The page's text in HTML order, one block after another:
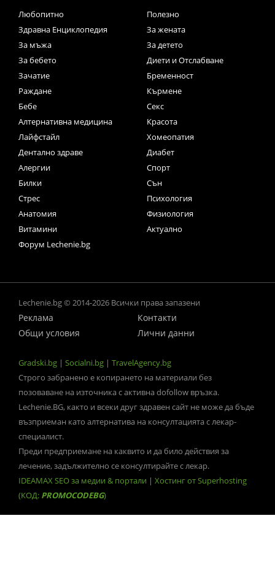
Любопитно
Полезно
Здравна Енциклопедия
За жената
За мъжа
За детето
За бебето
Диети и Отслабване
Зачатие
Бременност
Раждане
Кърмене
Бебе
Секс
Алтернативна медицина
Красота
Лайфстайл
Хомеопатия
Дентално здраве
Диабет
Алергии
Спорт
Билки
Сън
Стрес
Психология
Анатомия
Физиология
Витамини
Актуално
Форум Lechenie.bg
Lechenie.bg © 2014-2026 Всички права запазени
Реклама
Контакти
Общи условия
Лични данни
Gradski.bg | Socialni.bg | TravelAgency.bg
Строго забранено е копирането на материали без
позоваване на източника с активна dofollow връзка.
Lechenie.BG, както и всеки друг здравен сайт не може да бъде
възприеман като алтернатива на консултацията с лекар-
специалист.
Преди предприемане на каквито и да било действия за
лечение, задължително се консултирайте с лекар.
IDEAMAX SEO за медии & портали | Хостинг от Superhosting
(КОД: PROMOCODEBG)